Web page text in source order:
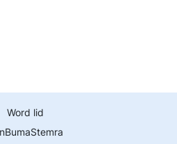
Word lid